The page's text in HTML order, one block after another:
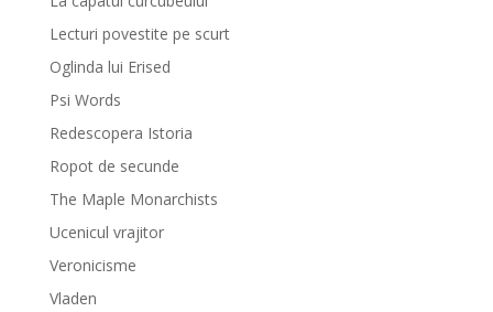
Lecturi povestite pe scurt
Oglinda lui Erised
Psi Words
Redescopera Istoria
Ropot de secunde
The Maple Monarchists
Ucenicul vrajitor
Veronicisme
Vladen